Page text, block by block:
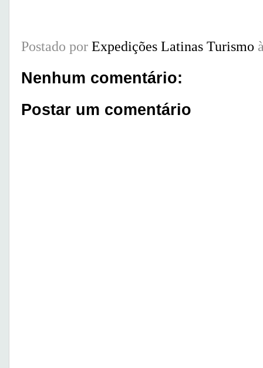
Postado por Expedições Latinas Turismo
Nenhum comentário:
Postar um comentário